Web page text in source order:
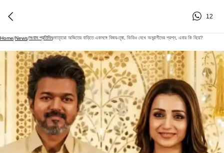
12
Home/News/সংবাদ প্রতিদিন/মাতৃহারা অজিতের বাড়িতে একসঙ্গে বিজয়-তৃষা, ভিডিও দেখে অনুরাগীদের প্রশ্ন, এবার কি বিয়ে?